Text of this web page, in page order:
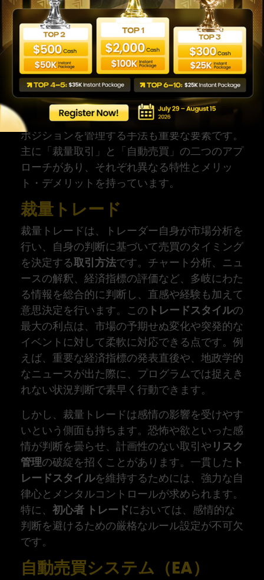
4. 実践的なトレード手
法：裁量取引と自動売買
の選択
トレードの種類を理解する上で、実際に市場で
ポジションを管理する手法も重要な要素です。
主に「裁量取引」と「自動売買」の二つのアプ
ローチがあり、それぞれ異なる特性とメリッ
ト・デメリットを持っています。
裁量トレード
裁量トレードは、トレーダー自身が市場分析を
行い、自身の判断に基づいて売買のタイミング
を決定する取引方法です。チャート分析、ニュ
ースの解釈、経済指標の評価など、多岐にわた
る情報を総合的に判断し、直感や経験も加えて
意思決定を行います。この トレードスタイルの
最大の利点は、市場の予期せぬ変化や突発的な
イベントに対して柔軟に対応できる点です。例
えば、重要な経済指標の発表直後や、地政学的
なニュースが出た際に、プログラムでは捉えき
れない状況判断で素早く行動できます。
しかし、裁量トレードは感情の影響を受けやす
いという側面も持ちます。恐怖や欲といった感
情が判断を曇らせ、計画性のない取引や リスク
管理の破綻を招くことがあります。一貫した ト
レードスタイルを維持するためには、強力な自
律心とメンタルコントロールが求められます。
特に、 初心者 トレードにおいては、感情的な
判断を避けるための厳格なルール設定が不可欠
です。
自動売買システム（EA）